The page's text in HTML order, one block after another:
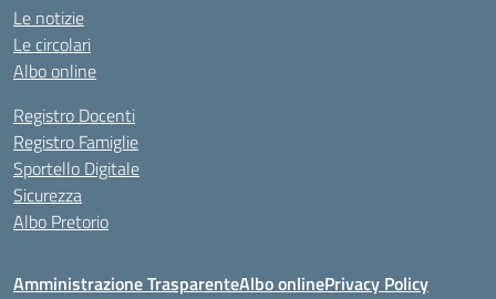
Le notizie
Le circolari
Albo online
Registro Docenti
Registro Famiglie
Sportello Digitale
Sicurezza
Albo Pretorio
Amministrazione TrasparenteAlbo onlinePrivacy Policy